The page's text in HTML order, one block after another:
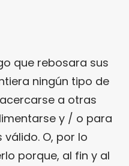
que rebosara sus
ningún tipo de
a otras
y / o para
O, por lo
porque, al fin y al